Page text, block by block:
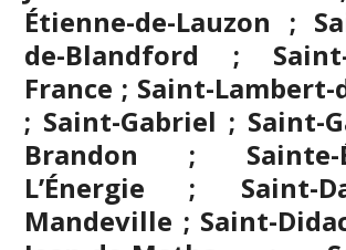
Étienne-de-Lauzon ;
de-Blandford ; Saint-
France ; Saint-Lambert-
; Saint-Gabriel ; Saint-
Brandon ; Sainte-
L’Énergie ; Saint-
Mandeville ; Saint-